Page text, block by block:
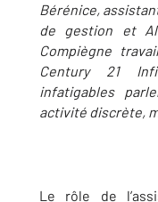
Bérénice,
de gestion et
Compiègne
Century 21
infatigables
activité discrète,
Le rôle de